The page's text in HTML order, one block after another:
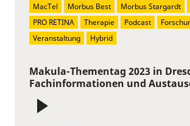
Makula-Thementag 2023 in
Fachinformationen und
MacTel
Morbus Best Morbus Stargardt
PRO RETINA
Therapie Podcast
Veranstaltung
Hybrid